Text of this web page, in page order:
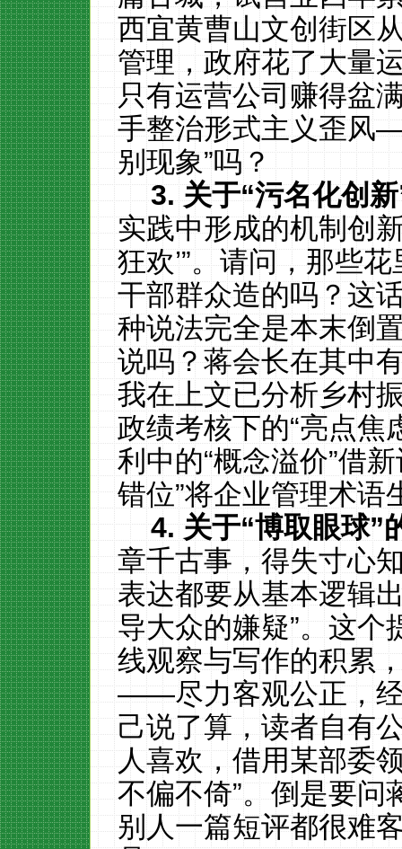
西宜黄曹山文创街区
管理，政府花了大量
只有运营公司赚得盆
手整治形式主义歪风
别现象”吗？
3.关于“污名化创
实践中形成的机制创
狂欢’”。请问，那些
干部群众造的吗？这
种说法完全是本末倒
说吗？蒋会长在其中
我在上文已分析乡村
政绩考核下的“亮点焦
利中的“概念溢价”借
错位”将企业管理术语
4.关于“博取眼球”
章千古事，得失寸心
表达都要从基本逻辑
导大众的嫌疑”。这个
线观察与写作的积累
——尽力客观公正，
己说了算，读者自有
人喜欢，借用某部委
不偏不倚”。倒是要问
别人一篇短评都很难